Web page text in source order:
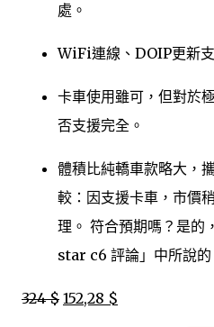
處。
WiFi連線、DOIP更新
卡車使用雖可，但對於
否支援完全。
體積比純轎車款略大，
較：因支援卡車，市價
理。 符合預期嗎？是的
star c6 評論」中所說的
324 $ 152,28 $